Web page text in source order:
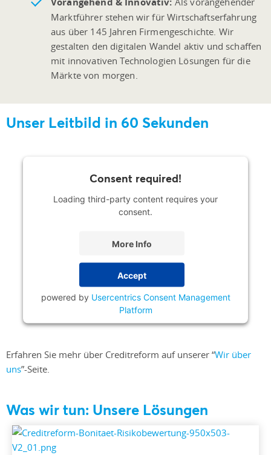
Marktführer stehen wir für Wirtschaftserfahrung
aus über 145 Jahren Firmengeschichte. Wir
gestalten den digitalen Wandel aktiv und schaffen
mit innovativen Technologien Lösungen für die
Märkte von morgen.
Unser Leitbild in 60 Sekunden
Consent required!
Loading third-party content requires your
consent.
More Info
Accept
powered by Usercentrics Consent Management
Platform
Erfahren Sie mehr über Creditreform auf unserer “Wir über
uns”-Seite.
Was wir tun: Unsere Lösungen